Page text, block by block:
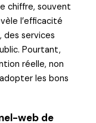
chiffre, souvent
l’efficacité
des services
Pourtant,
réelle, non
les bons
web de